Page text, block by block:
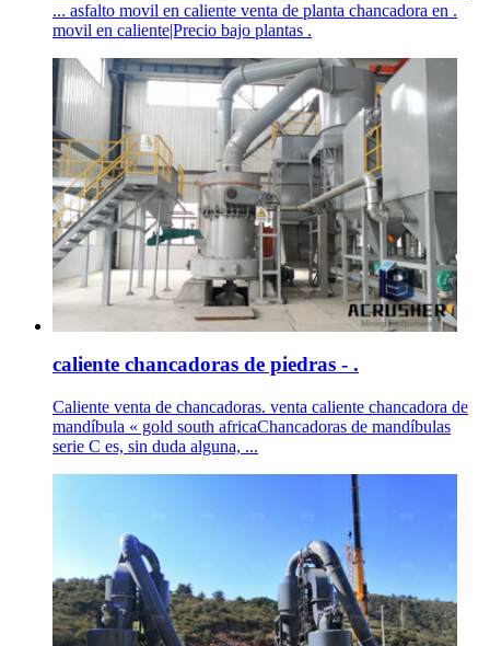
... asfalto movil en caliente venta de planta chancadora en .
movil en caliente|Precio bajo plantas .
caliente chancadoras de piedras - .
Caliente venta de chancadoras. venta caliente chancadora de
mandíbula « gold south africaChancadoras de mandíbulas
serie C es, sin duda alguna, ...